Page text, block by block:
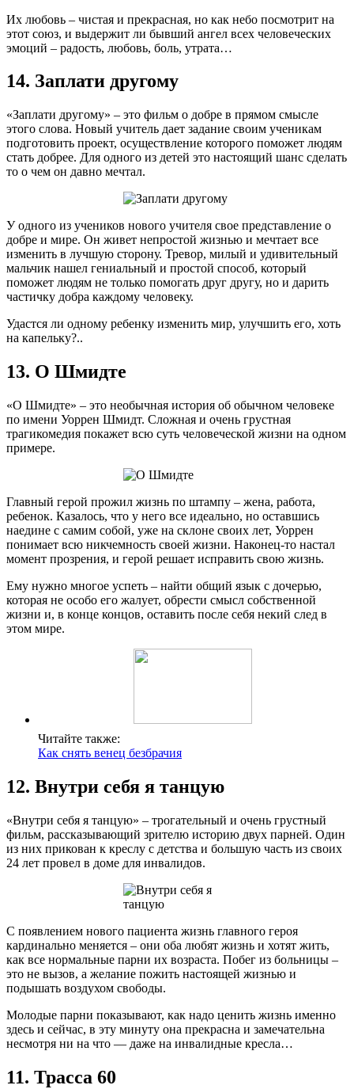
Их любовь – чистая и прекрасная, но как небо посмотрит на
этот союз, и выдержит ли бывший ангел всех человеческих
эмоций – радость, любовь, боль, утрата…
14. Заплати другому
«Заплати другому» – это фильм о добре в прямом смысле
этого слова. Новый учитель дает задание своим ученикам
подготовить проект, осуществление которого поможет людям
стать добрее. Для одного из детей это настоящий шанс сделать
то о чем он давно мечтал.
У одного из учеников нового учителя свое представление о
добре и мире. Он живет непростой жизнью и мечтает все
изменить в лучшую сторону. Тревор, милый и удивительный
мальчик нашел гениальный и простой способ, который
поможет людям не только помогать друг другу, но и дарить
частичку добра каждому человеку.
Удастся ли одному ребенку изменить мир, улучшить его, хоть
на капельку?..
13. О Шмидте
«О Шмидте» – это необычная история об обычном человеке
по имени Уоррен Шмидт. Сложная и очень грустная
трагикомедия покажет всю суть человеческой жизни на одном
примере.
Главный герой прожил жизнь по штампу – жена, работа,
ребенок. Казалось, что у него все идеально, но оставшись
наедине с самим собой, уже на склоне своих лет, Уоррен
понимает всю никчемность своей жизни. Наконец-то настал
момент прозрения, и герой решает исправить свою жизнь.
Ему нужно многое успеть – найти общий язык с дочерью,
которая не особо его жалует, обрести смысл собственной
жизни и, в конце концов, оставить после себя некий след в
этом мире.
Читайте также:
Как снять венец безбрачия
12. Внутри себя я танцую
«Внутри себя я танцую» – трогательный и очень грустный
фильм, рассказывающий зрителю историю двух парней. Один
из них прикован к креслу с детства и большую часть из своих
24 лет провел в доме для инвалидов.
С появлением нового пациента жизнь главного героя
кардинально меняется – они оба любят жизнь и хотят жить,
как все нормальные парни их возраста. Побег из больницы –
это не вызов, а желание пожить настоящей жизнью и
подышать воздухом свободы.
Молодые парни показывают, как надо ценить жизнь именно
здесь и сейчас, в эту минуту она прекрасна и замечательна
несмотря ни на что — даже на инвалидные кресла…
11. Трасса 60